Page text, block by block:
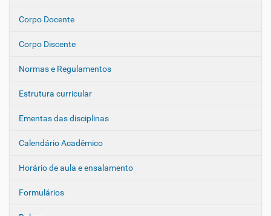
a
ç
o
Corpo Docente
Corpo Discente
Normas e Regulamentos
Estrutura curricular
Ementas das disciplinas
Calendário Acadêmico
Horário de aula e ensalamento
Formulários